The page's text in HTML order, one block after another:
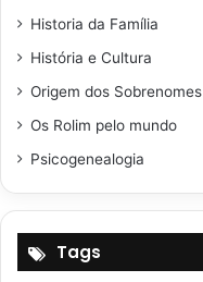
Historia da Família
História e Cultura
Origem dos Sobrenomes
Os Rolim pelo mundo
Psicogenealogia
Tags